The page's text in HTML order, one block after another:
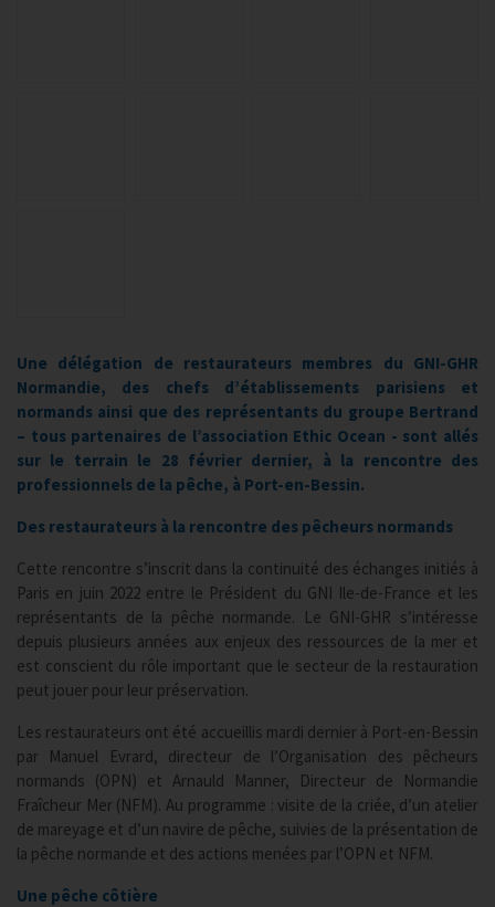
Une délégation de restaurateurs membres du GNI-GHR
Normandie, des chefs d’établissements parisiens et
normands ainsi que des représentants du groupe Bertrand
– tous partenaires de l’association Ethic Ocean - sont allés
sur le terrain le 28 février dernier, à la rencontre des
professionnels de la pêche, à Port-en-Bessin.
Des restaurateurs à la rencontre des pêcheurs normands
Cette rencontre s’inscrit dans la continuité des échanges initiés à
Paris en juin 2022 entre le Président du GNI Ile-de-France et les
représentants de la pêche normande. Le GNI-GHR s’intéresse
depuis plusieurs années aux enjeux des ressources de la mer et
est conscient du rôle important que le secteur de la restauration
peut jouer pour leur préservation.
Les restaurateurs ont été accueillis mardi dernier à Port-en-Bessin
par Manuel Evrard, directeur de l’Organisation des pêcheurs
normands (OPN) et Arnauld Manner, Directeur de Normandie
Fraîcheur Mer (NFM). Au programme : visite de la criée, d’un atelier
de mareyage et d’un navire de pêche, suivies de la présentation de
la pêche normande et des actions menées par l’OPN et NFM.
Une pêche côtière